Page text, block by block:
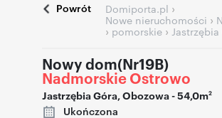
Powrót Domiporta.pl ›
Nowe nieruchomości ›
› pomorskie › Jastrzębia
Nowy dom(Nr19B)
Nadmorskie Ostrowo
Jastrzębia Góra,Obozowa- 54,0m2
Ukończona